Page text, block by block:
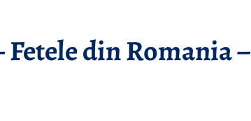
Fetele din Romania –